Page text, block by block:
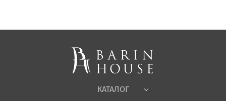
КАТАЛОГ
Спальни, Кровати
Корпусная мебель
Офисная мебель